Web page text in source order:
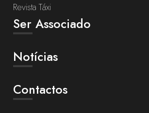
Revista Táxi
Ser Associado
Notícias
Contactos